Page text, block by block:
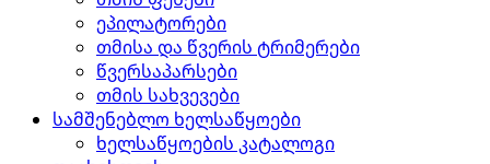
ეპილატორები
თმისა და წვერის ტრიმერები
წვერსაპარსები
თმის სახვევები
სამშენებლო ხელსაწყოები
ხელსაწყოების კატალოგი